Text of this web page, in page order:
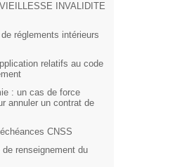
INVALIDITE
réglements intérieurs
relatifs au code
: un cas de force
annuler un contrat de
CNSS
de renseignement du